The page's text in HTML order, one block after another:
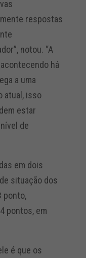
respostas
notou. “A
há
a uma
atual, isso
estar
de
em dois
situação dos
ponto,
pontos, em
é que os